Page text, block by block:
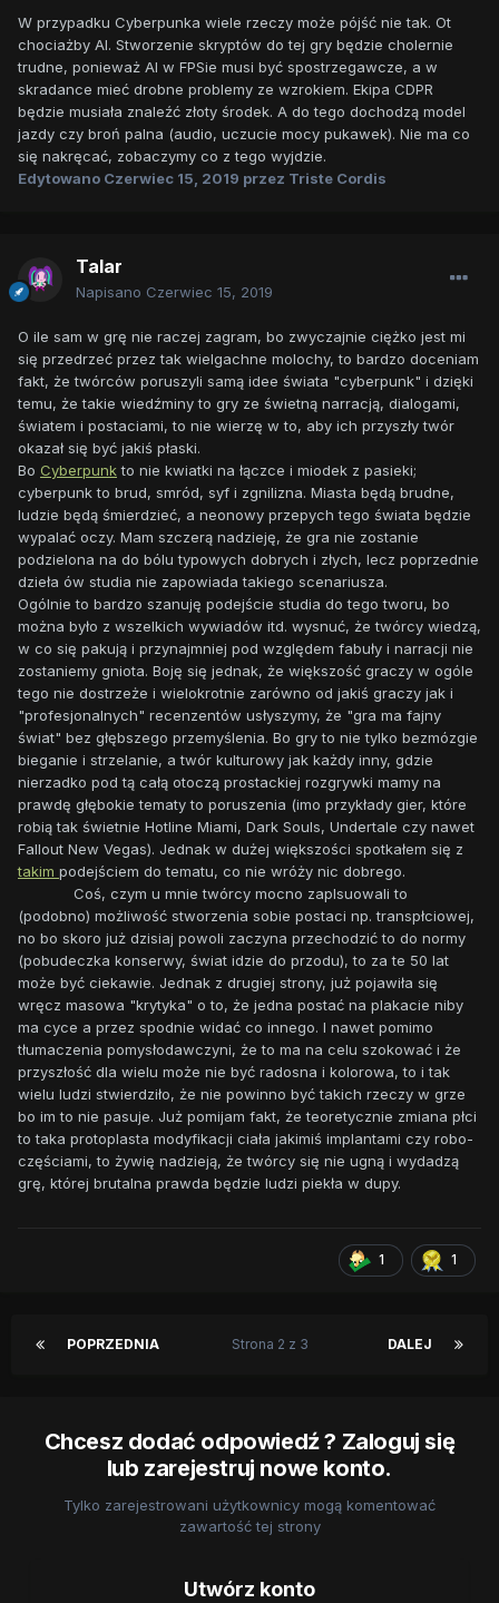
W przypadku Cyberpunka wiele rzeczy może pójść nie tak. Ot
chociażby AI. Stworzenie skryptów do tej gry będzie cholernie
trudne, ponieważ AI w FPSie musi być spostrzegawcze, a w
skradance mieć drobne problemy ze wzrokiem. Ekipa CDPR
będzie musiała znaleźć złoty środek. A do tego dochodzą model
jazdy czy broń palna (audio, uczucie mocy pukawek). Nie ma co
się nakręcać, zobaczymy co z tego wyjdzie.
Edytowano Czerwiec 15, 2019 przez Triste Cordis
Talar
Napisano Czerwiec 15, 2019
O ile sam w grę nie raczej zagram, bo zwyczajnie ciężko jest mi
się przedrzeć przez tak wielgachne molochy, to bardzo doceniam
fakt, że twórców poruszyli samą idee świata "cyberpunk" i dzięki
temu, że takie wiedźminy to gry ze świetną narracją, dialogami,
światem i postaciami, to nie wierzę w to, aby ich przyszły twór
okazał się być jakiś płaski.
Bo Cyberpunkto nie kwiatki na łączce i miodek z pasieki;
cyberpunk to brud, smród, syf i zgnilizna. Miasta będą brudne,
ludzie będą śmierdzieć, a neonowy przepych tego świata będzie
wypalać oczy. Mam szczerą nadzieję, że gra nie zostanie
podzielona na do bólu typowych dobrych i złych, lecz poprzednie
dzieła ów studia nie zapowiada takiego scenariusza.
Ogólnie to bardzo szanuję podejście studia do tego tworu, bo
można było z wszelkich wywiadów itd. wysnuć, że twórcy wiedzą,
w co się pakują i przynajmniej pod względem fabuły i narracji nie
zostaniemy gniota. Boję się jednak, że większość graczy w ogóle
tego nie dostrzeże i wielokrotnie zarówno od jakiś graczy jak i
"profesjonalnych" recenzentów usłyszymy, że "gra ma fajny
świat" bez głębszego przemyślenia. Bo gry to nie tylko bezmózgie
bieganie i strzelanie, a twór kulturowy jak każdy inny, gdzie
nierzadko pod tą całą otoczą prostackiej rozgrywki mamy na
prawdę głębokie tematy to poruszenia (imo przykłady gier, które
robią tak świetnie Hotline Miami, Dark Souls, Undertale czy nawet
Fallout New Vegas). Jednak w dużej większości spotkałem się z
takim podejściem do tematu, co nie wróży nic dobrego.
Coś, czym u mnie twórcy mocno zaplsuowali to
(podobno) możliwość stworzenia sobie postaci np. transpłciowej,
no bo skoro już dzisiaj powoli zaczyna przechodzić to do normy
(pobudeczka konserwy, świat idzie do przodu), to za te 50 lat
może być ciekawie. Jednak z drugiej strony, już pojawiła się
wręcz masowa "krytyka" o to, że jedna postać na plakacie niby
ma cyce a przez spodnie widać co innego. I nawet pomimo
tłumaczenia pomysłodawczyni, że to ma na celu szokować i że
przyszłość dla wielu może nie być radosna i kolorowa, to i tak
wielu ludzi stwierdziło, że nie powinno być takich rzeczy w grze
bo im to nie pasuje. Już pomijam fakt, że teoretycznie zmiana płci
to taka protoplasta modyfikacji ciała jakimiś implantami czy robo-
częściami, to żywię nadzieją, że twórcy się nie ugną i wydadzą
grę, której brutalna prawda będzie ludzi piekła w dupy.
1 1
POPRZEDNIA DALEJ
Strona 2 z 3
Chcesz dodać odpowiedź ? Zaloguj się
lub zarejestruj nowe konto.
Tylko zarejestrowani użytkownicy mogą komentować
zawartość tej strony
Utwórz konto